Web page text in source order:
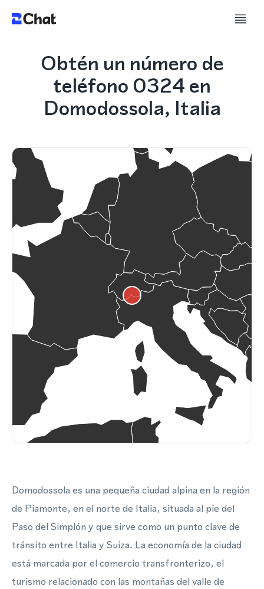
Obtén un número de
teléfono 0324 en
Domodossola, Italia
Domodossola es una pequeña ciudad alpina en la región
de Piamonte, en el norte de Italia, situada al pie del
Paso del Simplón y que sirve como un punto clave de
tránsito entre Italia y Suiza. La economía de la ciudad
está marcada por el comercio transfronterizo, el
turismo relacionado con las montañas del valle de